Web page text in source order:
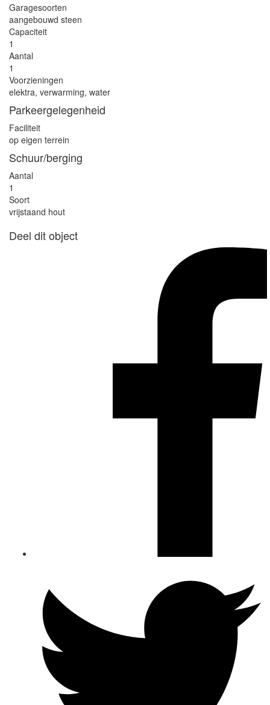
Garagesoorten
aangebouwd steen
Capaciteit
1
Aantal
1
Voorzieningen
elektra, verwarming, water
Parkeergelegenheid
Faciliteit
op eigen terrein
Schuur/berging
Aantal
1
Soort
vrijstaand hout
Deel dit object